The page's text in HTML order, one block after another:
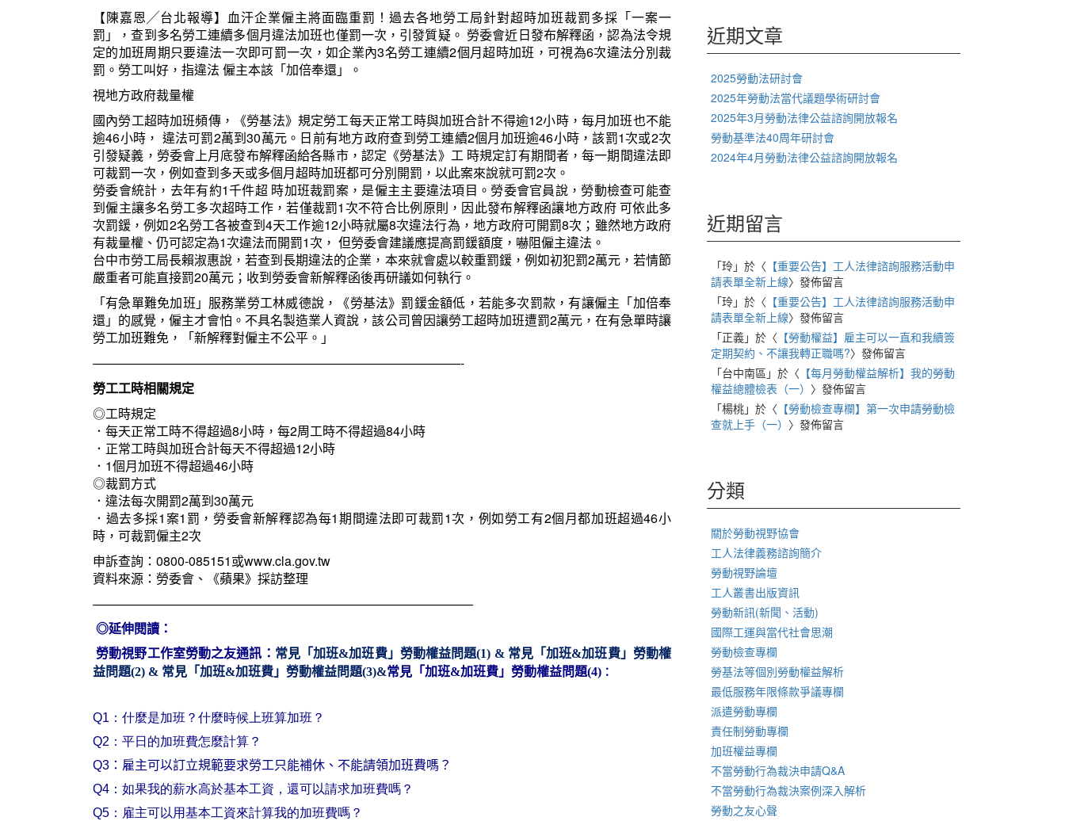
【陳嘉恩╱台北報導】血汗企業僱主將面臨重罰！過去各地勞工局針對超時加班裁罰多採「一案一
罰」，查到多名勞工連續多個月違法加班也僅罰一次，引發質疑。 勞委會近日發布解釋函，認為法令規
定的加班周期只要違法一次即可罰一次，如企業內3名勞工連續2個月超時加班，可視為6次違法分別裁
罰。勞工叫好，指違法 僱主本該「加倍奉還」。
視地方政府裁量權
國內勞工超時加班頻傳，《勞基法》規定勞工每天正常工時與加班合計不得逾12小時，每月加班也不能
逾46小時， 違法可罰2萬到30萬元。日前有地方政府查到勞工連續2個月加班逾46小時，該罰1次或2次
引發疑義，勞委會上月底發布解釋函給各縣市，認定《勞基法》工 時規定訂有期間者，每一期間違法即
可裁罰一次，例如查到多天或多個月超時加班都可分別開罰，以此案來說就可罰2次。
勞委會統計，去年有約1千件超 時加班裁罰案，是僱主主要違法項目。勞委會官員說，勞動檢查可能查
到僱主讓多名勞工多次超時工作，若僅裁罰1次不符合比例原則，因此發布解釋函讓地方政府 可依此多
次罰鍰，例如2名勞工各被查到4天工作逾12小時就屬8次違法行為，地方政府可開罰8次；雖然地方政府
有裁量權、仍可認定為1次違法而開罰1次， 但勞委會建議應提高罰鍰額度，嚇阻僱主違法。
台中市勞工局長賴淑惠說，若查到長期違法的企業，本來就會處以較重罰鍰，例如初犯罰2萬元，若情節
嚴重者可能直接罰20萬元；收到勞委會新解釋函後再研議如何執行。
「有急單難免加班」服務業勞工林威德說，《勞基法》罰鍰金額低，若能多次罰款，有讓僱主「加倍奉
還」的感覺，僱主才會怕。不具名製造業人資說，該公司曾因讓勞工超時加班遭罰2萬元，在有急單時讓
勞工加班難免，「新解釋對僱主不公平。」
—————————————————————————————-
勞工工時相關規定
◎工時規定
．每天正常工時不得超過8小時，每2周工時不得超過84小時
．正常工時與加班合計每天不得超過12小時
．1個月加班不得超過46小時
◎裁罰方式
．違法每次開罰2萬到30萬元
．過去多採1案1罰，勞委會新解釋認為每1期間違法即可裁罰1次，例如勞工有2個月都加班超過46小
時，可裁罰僱主2次
申訴查詢：0800-085151或www.cla.gov.tw
資料來源：勞委會、《蘋果》採訪整理
——————————————————————————————
◎延伸閱讀：
勞動視野工作室勞動之友通訊： 常見「加班&加班費」勞動權益問題(1) & 常見「加班&加班費」勞動權
益問題(2) & 常見「加班&加班費」勞動權益問題(3)&常見「加班&加班費」勞動權益問題(4) ：
Q1 ：什麼是加班？什麼時候上班算加班？
Q2 ：平日的加班費怎麼計算？
Q3 ：雇主可以訂立規範要求勞工只能補休、不能請領加班費嗎？
Q4 ：如果我的薪水高於基本工資，還可以請求加班費嗎？
Q5 ：雇主可以用基本工資來計算我的加班費嗎？
字:
近期文章
2025勞動法研討會
2025年勞動法當代議題學術研討會
2025年3月勞動法律公益諮詢開放報名
勞動基準法40周年研討會
2024年4月勞動法律公益諮詢開放報名
近期留言
「玲」於〈 【重要公告】工人法律諮詢服務活動申
請表單全新上線〉發佈留言
「玲」於〈 【重要公告】工人法律諮詢服務活動申
請表單全新上線〉發佈留言
「正義」於〈 【勞動權益】雇主可以一直和我續簽
定期契約、不讓我轉正職嗎?〉發佈留言
「台中南區 」於〈 【每月勞動權益解析】我的勞動
權益總體檢表（一） 〉發佈留言
「楊桃」於〈 【勞動檢查專欄】第一次申請勞動檢
查就上手（一） 〉發佈留言
分類
關於勞動視野協會
工人法律義務諮詢簡介
勞動視野論壇
工人叢書出版資訊
勞動新訊(新聞、活動)
國際工運與當代社會思潮
勞動檢查專欄
勞基法等個別勞動權益解析
最低服務年限條款爭議專欄
派遣勞動專欄
責任制勞動專欄
加班權益專欄
不當勞動行為裁決申請Q&A
不當勞動行為裁決案例深入解析
勞動之友心聲